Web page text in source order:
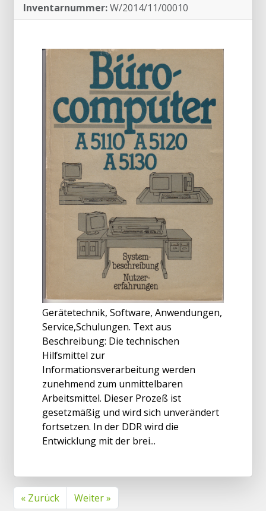
Inventarnummer:W/2014/11/00010
Gerätetechnik, Software, Anwendungen,
Service,Schulungen. Text aus
Beschreibung: Die technischen
Hilfsmittel zur
Informationsverarbeitung werden
zunehmend zum unmittelbaren
Arbeitsmittel. Dieser Prozeß ist
gesetzmäßig und wird sich unverändert
fortsetzen. In der DDR wird die
Entwicklung mit der brei...
« Zurück Weiter »